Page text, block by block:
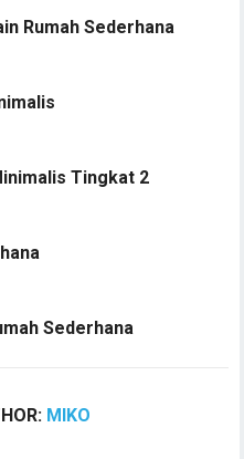
Rumah Sederhana
Tingkat 2
Sederhana
MIKO